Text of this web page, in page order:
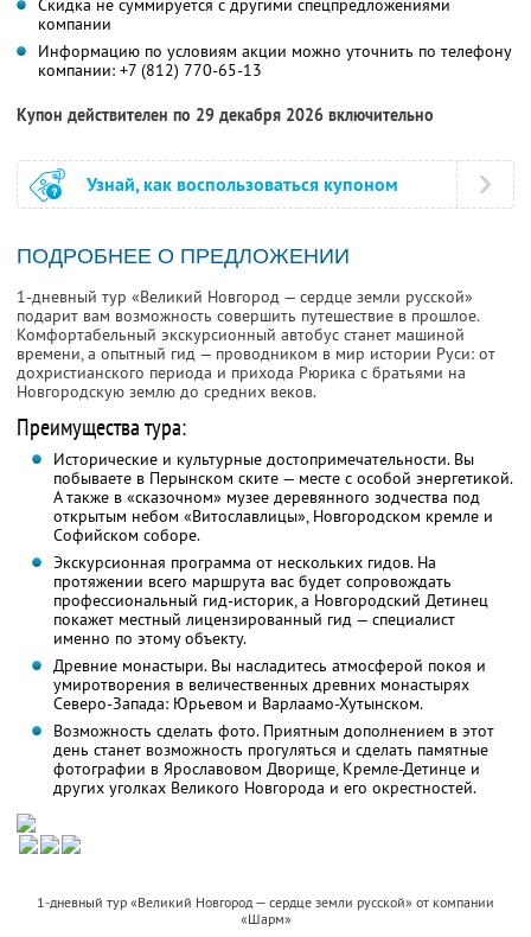
Скидка не суммируется с другими спецпредложениями
компании
Информацию по условиям акции можно уточнить по телефону
компании: +7 (812) 770-65-13
Купон действителен по 29 декабря 2026 включительно
Узнай, как воспользоваться купоном
ПОДРОБНЕЕ О ПРЕДЛОЖЕНИИ
1-дневный тур «Великий Новгород — сердце земли русской»
подарит вам возможность совершить путешествие в прошлое.
Комфортабельный экскурсионный автобус станет машиной
времени, а опытный гид — проводником в мир истории Руси: от
дохристианского периода и прихода Рюрика с братьями на
Новгородскую землю до средних веков.
Преимущества тура:
Исторические и культурные достопримечательности. Вы
побываете в Перынском ските — месте с особой энергетикой.
А также в «сказочном» музее деревянного зодчества под
открытым небом «Витославлицы», Новгородском кремле и
Софийском соборе.
Экскурсионная программа от нескольких гидов. На
протяжении всего маршрута вас будет сопровождать
профессиональный гид-историк, а Новгородский Детинец
покажет местный лицензированный гид — специалист
именно по этому объекту.
Древние монастыри. Вы насладитесь атмосферой покоя и
умиротворения в величественных древних монастырях
Северо-Запада: Юрьевом и Варлаамо-Хутынском.
Возможность сделать фото. Приятным дополнением в этот
день станет возможность прогуляться и сделать памятные
фотографии в Ярославовом Дворище, Кремле-Детинце и
других уголках Великого Новгорода и его окрестностей.
1-дневный тур «Великий Новгород — сердце земли русской» от компании
«Шарм»